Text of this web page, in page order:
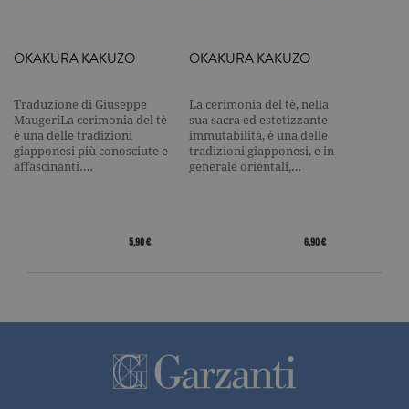
OKAKURA KAKUZO
Traduzione di Giuseppe
MaugeriLa cerimonia del tè
è una delle tradizioni
giapponesi più conosciute e
affascinanti.…
5,90 €
OKAKURA KAKUZO
La cerimonia del tè, nella
sua sacra ed estetizzante
immutabilità, è una delle
tradizioni giapponesi, e in
generale orientali,…
6,90 €
_gid
.garzanti.it 1 giorno
_gat
1 minuto
secondo la